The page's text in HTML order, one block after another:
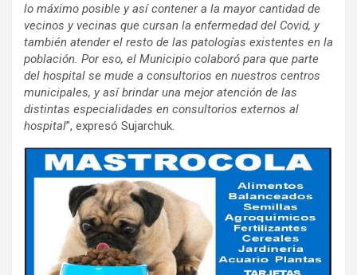
lo máximo posible y así contener a la mayor cantidad de
vecinos y vecinas que cursan la enfermedad del Covid, y
también atender el resto de las patologías existentes en la
población. Por eso, el Municipio colaboró para que parte
del hospital se mude a consultorios en nuestros centros
municipales, y así brindar una mejor atención de las
distintas especialidades en consultorios externos al
hospital”, expresó Sujarchuk.